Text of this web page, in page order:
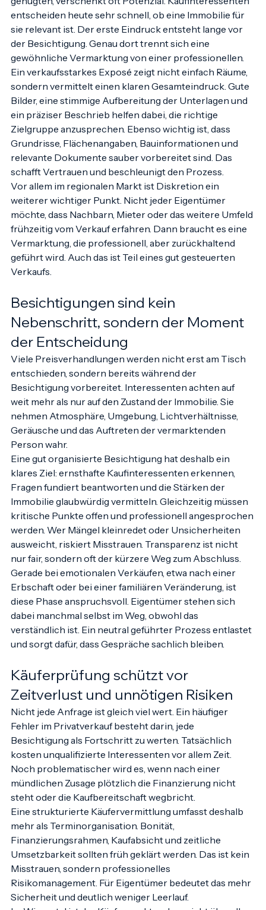
Wer glaubt, ein paar Fotos und ein kurzer Beschrieb
genügten, verschenkt oft Potenzial. Kaufinteressenten
entscheiden heute sehr schnell, ob eine Immobilie für
sie relevant ist. Der erste Eindruck entsteht lange vor
der Besichtigung. Genau dort trennt sich eine
gewöhnliche Vermarktung von einer professionellen.
Ein verkaufsstarkes Exposé zeigt nicht einfach Räume,
sondern vermittelt einen klaren Gesamteindruck. Gute
Bilder, eine stimmige Aufbereitung der Unterlagen und
ein präziser Beschrieb helfen dabei, die richtige
Zielgruppe anzusprechen. Ebenso wichtig ist, dass
Grundrisse, Flächenangaben, Bauinformationen und
relevante Dokumente sauber vorbereitet sind. Das
schafft Vertrauen und beschleunigt den Prozess.
Vor allem im regionalen Markt ist Diskretion ein
weiterer wichtiger Punkt. Nicht jeder Eigentümer
möchte, dass Nachbarn, Mieter oder das weitere Umfeld
frühzeitig vom Verkauf erfahren. Dann braucht es eine
Vermarktung, die professionell, aber zurückhaltend
geführt wird. Auch das ist Teil eines gut gesteuerten
Besichtigungen sind kein
Nebenschritt, sondern der Moment
der Entscheidung
Viele Preisverhandlungen werden nicht erst am Tisch
entschieden, sondern bereits während der
Besichtigung vorbereitet. Interessenten achten auf
weit mehr als nur auf den Zustand der Immobilie. Sie
nehmen Atmosphäre, Umgebung, Lichtverhältnisse,
Geräusche und das Auftreten der vermarktenden
Person wahr.
Eine gut organisierte Besichtigung hat deshalb ein
klares Ziel: ernsthafte Kaufinteressenten erkennen,
Fragen fundiert beantworten und die Stärken der
Immobilie glaubwürdig vermitteln. Gleichzeitig müssen
kritische Punkte offen und professionell angesprochen
werden. Wer Mängel kleinredet oder Unsicherheiten
ausweicht, riskiert Misstrauen. Transparenz ist nicht
nur fair, sondern oft der kürzere Weg zum Abschluss.
Gerade bei emotionalen Verkäufen, etwa nach einer
Erbschaft oder bei einer familiären Veränderung, ist
diese Phase anspruchsvoll. Eigentümer stehen sich
dabei manchmal selbst im Weg, obwohl das
verständlich ist. Ein neutral geführter Prozess entlastet
Käuferprüfung schützt vor
Zeitverlust und unnötigen Risiken
Nicht jede Anfrage ist gleich viel wert. Ein häufiger
Fehler im Privatverkauf besteht darin, jede
Besichtigung als Fortschritt zu werten. Tatsächlich
kosten unqualifizierte Interessenten vor allem Zeit.
Noch problematischer wird es, wenn nach einer
mündlichen Zusage plötzlich die Finanzierung nicht
steht oder die Kaufbereitschaft wegbricht.
Eine strukturierte Käufervermittlung umfasst deshalb
mehr als Terminorganisation. Bonität,
Finanzierungsrahmen, Kaufabsicht und zeitliche
Umsetzbarkeit sollten früh geklärt werden. Das ist kein
Misstrauen, sondern professionelles
Risikomanagement. Für Eigentümer bedeutet das mehr